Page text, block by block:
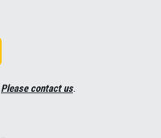
Please contact us.